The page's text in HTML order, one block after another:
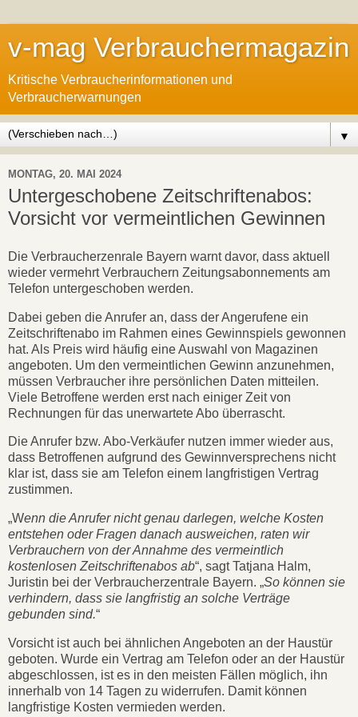
v-mag Verbrauchermagazin
Kritische Verbraucherinformationen und
Verbraucherwarnungen
▼
MONTAG, 20. MAI 2024
Untergeschobene Zeitschriftenabos:
Vorsicht vor vermeintlichen Gewinnen
Die Verbraucherzenrale Bayern warnt davor, dass aktuell
wieder vermehrt Verbrauchern Zeitungsabonnements am
Telefon untergeschoben werden.
Dabei geben die Anrufer an, dass der Angerufene ein
Zeitschriftenabo im Rahmen eines Gewinnspiels gewonnen
hat. Als Preis wird häufig eine Auswahl von Magazinen
angeboten. Um den vermeintlichen Gewinn anzunehmen,
müssen Verbraucher ihre persönlichen Daten mitteilen.
Viele Betroffene werden erst nach einiger Zeit von
Rechnungen für das unerwartete Abo überrascht.
Die Anrufer bzw. Abo-Verkäufer nutzen immer wieder aus,
dass Betroffenen aufgrund des Gewinnversprechens nicht
klar ist, dass sie am Telefon einem langfristigen Vertrag
zustimmen.
„Wenn die Anrufer nicht genau darlegen, welche Kosten
entstehen oder Fragen danach ausweichen, raten wir
Verbrauchern von der Annahme des vermeintlich
kostenlosen Zeitschriftenabos ab“, sagt Tatjana Halm,
Juristin bei der Verbraucherzentrale Bayern. „So können sie
verhindern, dass sie langfristig an solche Verträge
gebunden sind.“
Vorsicht ist auch bei ähnlichen Angeboten an der Haustür
geboten. Wurde ein Vertrag am Telefon oder an der Haustür
abgeschlossen, ist es in den meisten Fällen möglich, ihn
innerhalb von 14 Tagen zu widerrufen. Damit können
langfristige Kosten vermieden werden.